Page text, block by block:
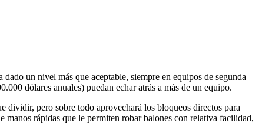
un nivel más que aceptable, siempre en equipos de segunda
dólares anuales) puedan echar atrás a más de un equipo.
dividir, pero sobre todo aprovechará los bloqueos directos para
rápidas que le permiten robar balones con relativa facilidad,